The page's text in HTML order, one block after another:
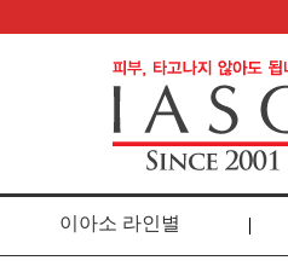
이아소 라인별